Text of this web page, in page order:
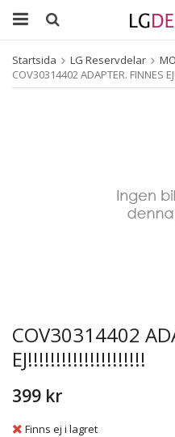
Startsida LG Reservdelar
COV30314402 ADAPTER. FINNES
COV30314402
EJ!!!!!!!!!!!!!!!!!!!!!
399 kr
Finns ej i lagret